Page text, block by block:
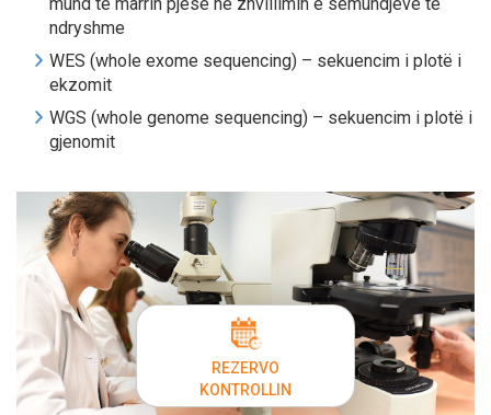
ndryshme
WES (whole exome sequencing) – sekuencim i plotë i
ekzomit
WGS (whole genome sequencing) – sekuencim i plotë i
gjenomit
REZERVO
KONTROLLIN